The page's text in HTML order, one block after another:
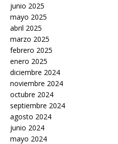
junio 2025
mayo 2025
abril 2025
marzo 2025
febrero 2025
enero 2025
diciembre 2024
noviembre 2024
octubre 2024
septiembre 2024
agosto 2024
junio 2024
mayo 2024